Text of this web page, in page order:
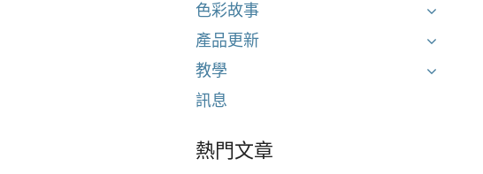
色彩故事
產品更新
教學
訊息
熱門文章